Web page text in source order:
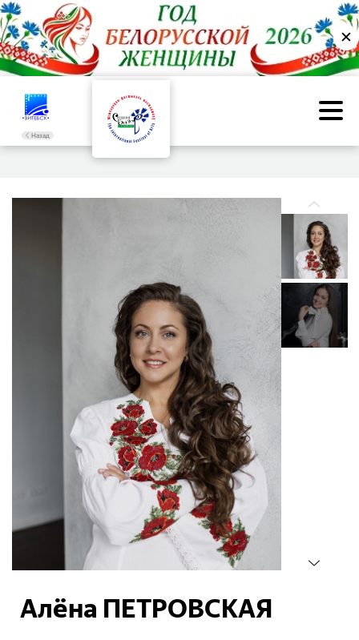
✕
Назад
Алёна ПЕТРОВСКАЯ